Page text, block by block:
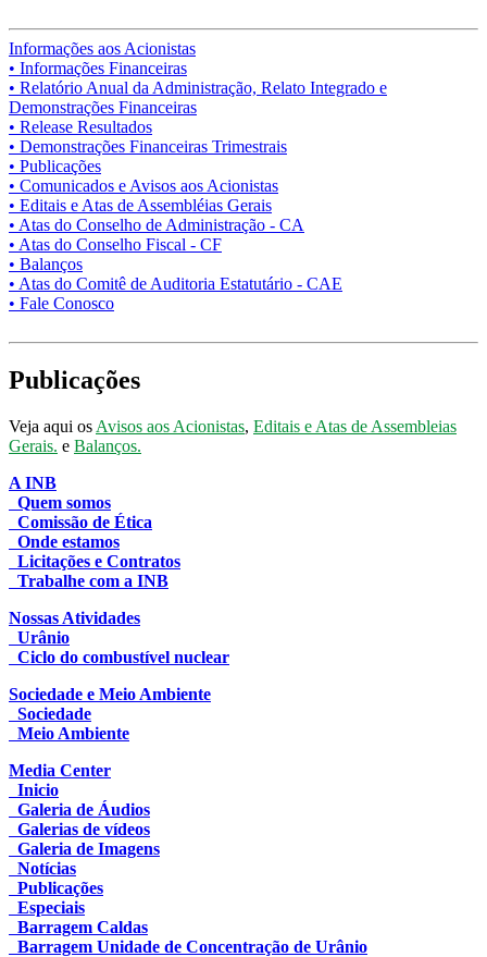
Informações aos Acionistas
• Informações Financeiras
• Relatório Anual da Administração, Relato Integrado e
Demonstrações Financeiras
• Release Resultados
• Demonstrações Financeiras Trimestrais
• Publicações
• Comunicados e Avisos aos Acionistas
• Editais e Atas de Assembléias Gerais
• Atas do Conselho de Administração - CA
• Atas do Conselho Fiscal - CF
• Balanços
• Atas do Comitê de Auditoria Estatutário - CAE
• Fale Conosco
Publicações
Veja aqui os Avisos aos Acionistas, Editais e Atas de Assembleias
Gerais. e Balanços.
A INB
Quem somos
Comissão de Ética
Onde estamos
Licitações e Contratos
Trabalhe com a INB
Nossas Atividades
Urânio
Ciclo do combustível nuclear
Sociedade e Meio Ambiente
Sociedade
Meio Ambiente
Media Center
Inicio
Galeria de Áudios
Galerias de vídeos
Galeria de Imagens
Notícias
Publicações
Especiais
Barragem Caldas
Barragem Unidade de Concentração de Urânio